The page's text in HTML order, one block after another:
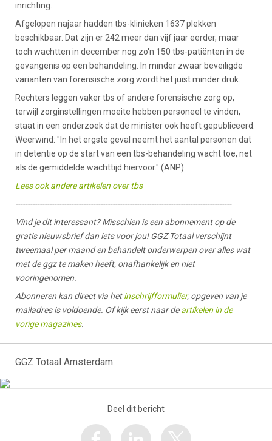
inrichting.
Afgelopen najaar hadden tbs-klinieken 1637 plekken
beschikbaar. Dat zijn er 242 meer dan vijf jaar eerder, maar
toch wachtten in december nog zo'n 150 tbs-patiënten in de
gevangenis op een behandeling. In minder zwaar beveiligde
varianten van forensische zorg wordt het juist minder druk.
Rechters leggen vaker tbs of andere forensische zorg op,
terwijl zorginstellingen moeite hebben personeel te vinden,
staat in een onderzoek dat de minister ook heeft gepubliceerd.
Weerwind: "In het ergste geval neemt het aantal personen dat
in detentie op de start van een tbs-behandeling wacht toe, net
als de gemiddelde wachttijd hiervoor." (ANP)
Lees ook andere artikelen over tbs
-----------------------------------------------------------------------------------------
Vind je dit interessant? Misschien is een abonnement op de
gratis nieuwsbrief dan iets voor jou! GGZ Totaal verschijnt
tweemaal per maand en behandelt onderwerpen over alles wat
met de ggz te maken heeft, onafhankelijk en niet
vooringenomen.
Abonneren kan direct via hetinschrijfformulier, opgeven van je
mailadres is voldoende. Of kijk eerst naar deartikelen in de
vorige magazines.
GGZ Totaal Amsterdam
Deel dit bericht